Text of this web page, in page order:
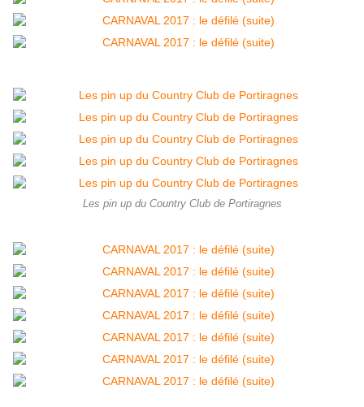
Les pin up du Country Club de Portiragnes